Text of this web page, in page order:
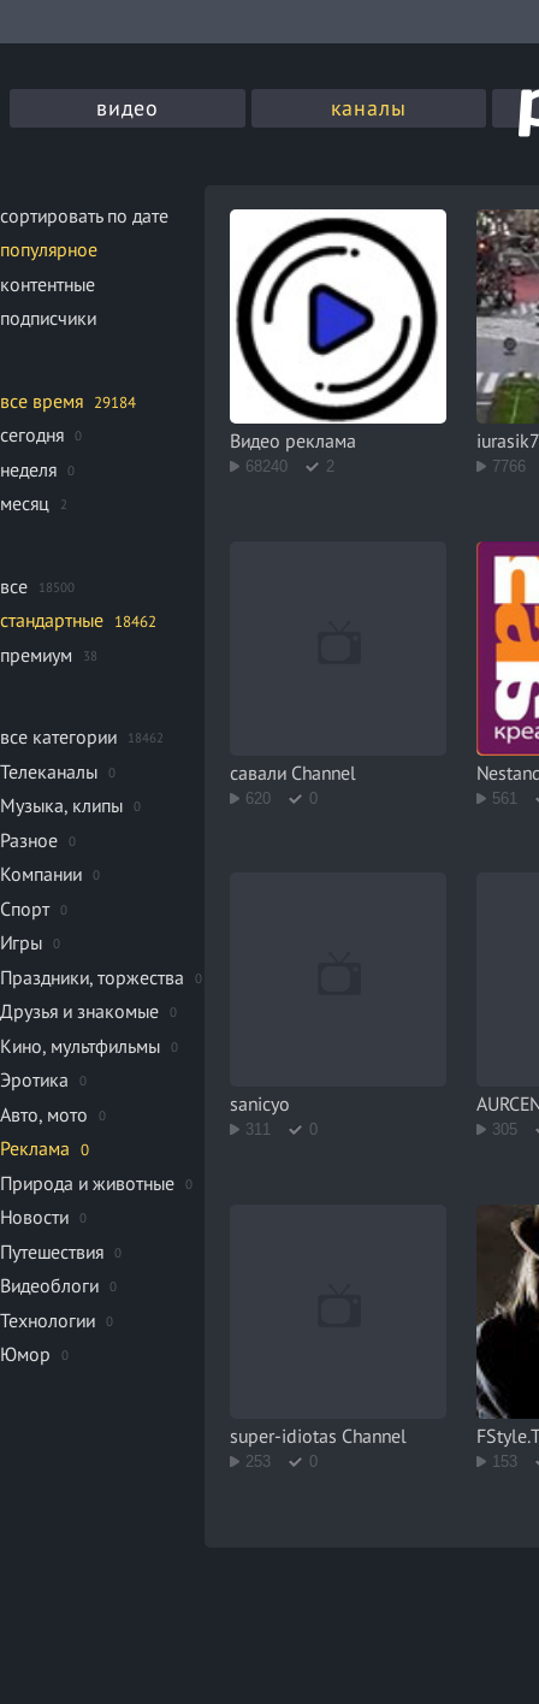
видео каналы
сортировать по дате
популярное
контентные
подписчики
все время 29184
сегодня 0
неделя 0
месяц 2
все 18500
стандартные 18462
премиум 38
все категории 18462
Телеканалы 0
Музыка, клипы 0
Разное 0
Компании 0
Спорт 0
Игры 0
Праздники, торжества 0
Друзья и знакомые 0
Кино, мультфильмы 0
Эротика 0
Авто, мото 0
Реклама 0
Природа и животные 0
Новости 0
Путешествия 0
Видеоблоги 0
Технологии 0
Юмор 0
Видео реклама
68240 2 7766
савали Channel
620 0 561
sanicyo
311 0 305
super-idiotas Channel
253 0 153